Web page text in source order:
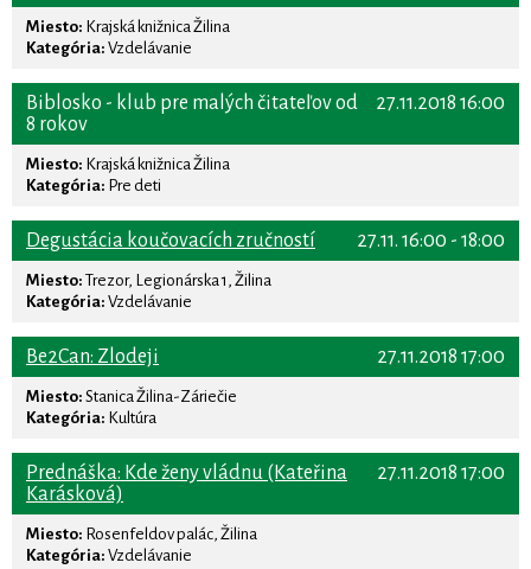
Miesto: Krajská knižnica Žilina
Kategória: Vzdelávanie
27.11.2018 16:00
Biblosko - klub pre malých čitateľov od
8 rokov
Miesto: Krajská knižnica Žilina
Kategória: Pre deti
27.11. 16:00 - 18:00
Degustácia koučovacích zručností
Miesto: Trezor, Legionárska 1, Žilina
Kategória: Vzdelávanie
27.11.2018 17:00
Be2Can: Zlodeji
Miesto: Stanica Žilina-Záriečie
Kategória: Kultúra
27.11.2018 17:00
Prednáška: Kde ženy vládnu (Kateřina
Karásková)
Miesto: Rosenfeldov palác, Žilina
Kategória: Vzdelávanie